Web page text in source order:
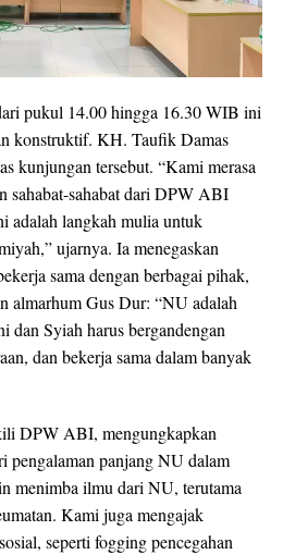
pukul 14.00 hingga 16.30 WIB ini
konstruktif. KH. Taufik Damas
kunjungan tersebut. “Kami merasa
sahabat-sahabat dari DPW ABI
adalah langkah mulia untuk
ujarnya. Ia menegaskan
sama dengan berbagai pihak,
almarhum Gus Dur: “NU adalah
dan Syiah harus bergandengan
dan bekerja sama dalam banyak
DPW ABI, mengungkapkan
pengalaman panjang NU dalam
menimba ilmu dari NU, terutama
Kami juga mengajak
seperti fogging pencegahan